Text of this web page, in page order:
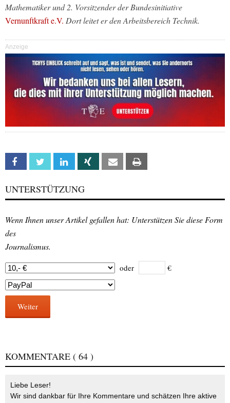
Mathematiker und 2. Vorsitzender der Bundesinitiative
Vernunftkraft e.V. Dort leitet er den Arbeitsbereich Technik.
Anzeige
Facebook Twitter Linkedin Xing Email
UNTERSTÜTZUNG
Wenn Ihnen unser Artikel gefallen hat: Unterstützen Sie diese Form
des
Journalismus.
oder €
Weiter
KOMMENTARE ( 64 )
Liebe Leser!
Wir sind dankbar für Ihre Kommentare und schätzen Ihre aktive